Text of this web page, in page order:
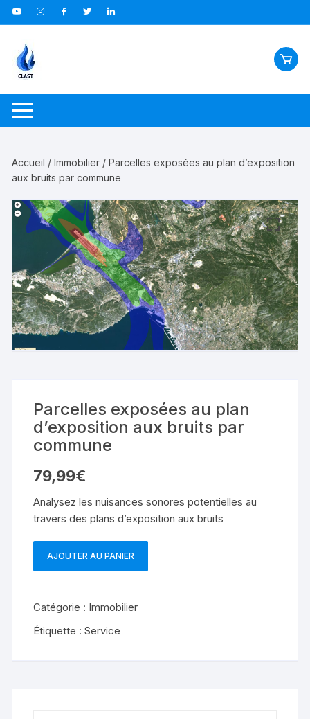
Aller
au
Accueil /Immobilier / Parcelles exposées au plan d’exposition
aux bruits par commune
Parcelles exposées au plan
d’exposition aux bruits par
commune
79,99€
Analysez les nuisances sonores potentielles au
travers des plans d’exposition aux bruits
exposées
au
AJOUTER AU PANIER
Catégorie : Immobilier
Étiquette :Service